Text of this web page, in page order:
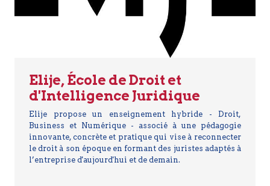
Elije, École de Droit et
d'Intelligence Juridique
Elije propose un enseignement hybride - Droit,
Business et Numérique - associé à une pédagogie
innovante, concrète et pratique qui vise à reconnecter
le droit à son époque en formant des juristes adaptés à
l’entreprise d'aujourd'hui et de demain.